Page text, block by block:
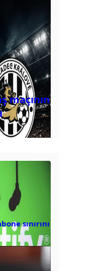
maçının
sınırını